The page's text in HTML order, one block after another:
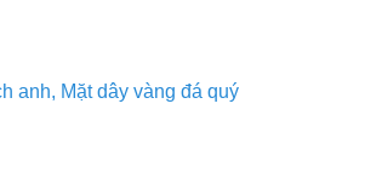
anh, Mặt dây vàng đá quý